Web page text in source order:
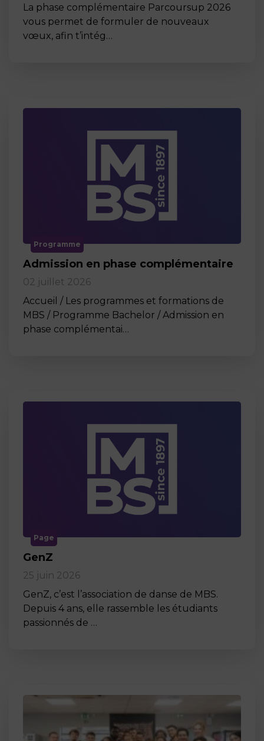
La phase complémentaire Parcoursup 2026
vous permet de formuler de nouveaux
vœux, afin t’intég…
Programme
Admission en phase complémentaire
02 juillet 2026
Accueil / Les programmes et formations de
MBS / Programme Bachelor / Admission en
phase complémentai…
Page
GenZ
25 juin 2026
GenZ, c’est l’association de danse de MBS.
Depuis 4 ans, elle rassemble les étudiants
passionnés de …